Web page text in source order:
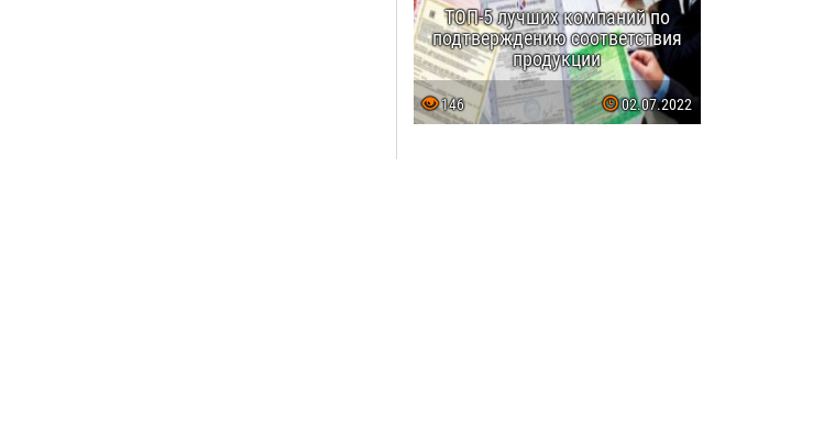
ТОП-5 лучших компаний по
подтверждению соответствия
продукции
146 02.07.2022